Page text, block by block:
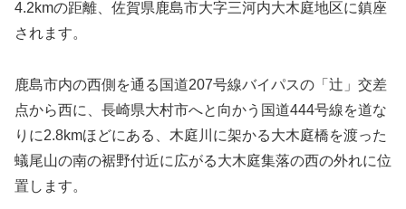
4.2kmの距離、佐賀県鹿島市大字三河内大木庭地区に鎮座
されます。
鹿島市内の西側を通る国道207号線バイパスの「辻」交差
点から西に、長崎県大村市へと向かう国道444号線を道な
りに2.8kmほどにある、木庭川に架かる大木庭橋を渡った
蟻尾山の南の裾野付近に広がる大木庭集落の西の外れに位
置します。